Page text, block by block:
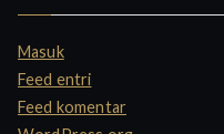
Masuk
Feed entri
Feed komentar